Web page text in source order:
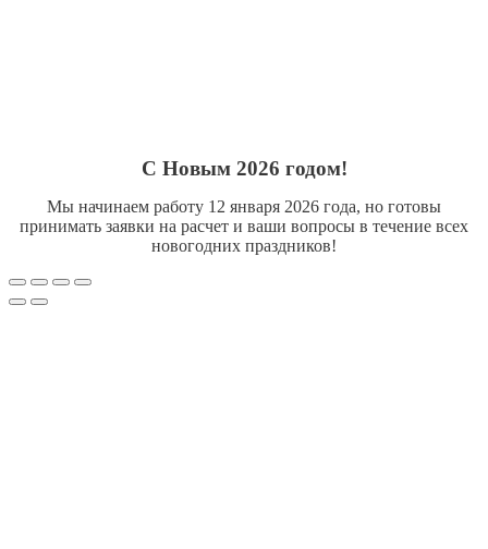
С Новым 2026 годом!
Мы начинаем работу 12 января 2026 года, но готовы
принимать заявки на расчет и ваши вопросы в течение всех
новогодних праздников!